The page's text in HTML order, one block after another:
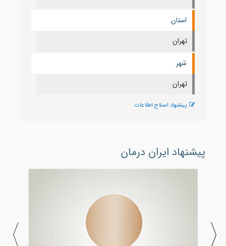
استان
تهران
شهر
تهران
پیشنهاد اصلاح اطلاعات
پیشنهاد ایران درمان